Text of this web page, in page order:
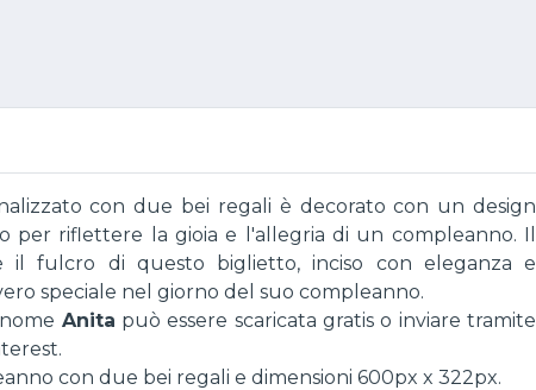
con due bei regali è decorato con un design
per riflettere la gioia e l'allegria di un compleanno. Il
il fulcro di questo biglietto, inciso con eleganza e
speciale nel giorno del suo compleanno.
Anita può essere scaricata gratis o inviare tramite
con due bei regali e dimensioni 600px x 322px.